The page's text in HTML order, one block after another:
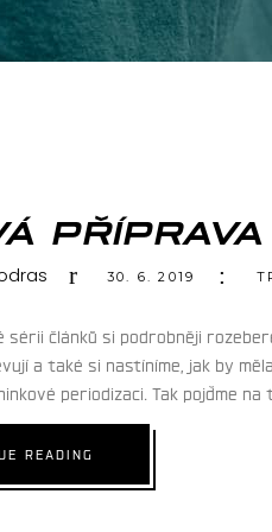
30. 6. 2019
sérii článků si podrobněji
a také si nastíníme, jak by
periodizaci. Tak pojďme na
READING